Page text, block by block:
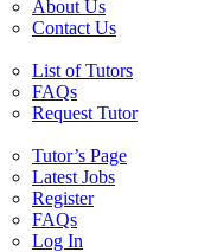
About Us
Contact Us
List of Tutors
FAQs
Request Tutor
Tutor’s Page
Latest Jobs
Register
FAQs
Log In